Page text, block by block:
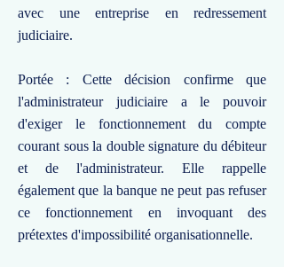
avec une entreprise en redressement
judiciaire.
Portée : Cette décision confirme que
l'administrateur judiciaire a le pouvoir
d'exiger le fonctionnement du compte
courant sous la double signature du débiteur
et de l'administrateur. Elle rappelle
également que la banque ne peut pas refuser
ce fonctionnement en invoquant des
prétextes d'impossibilité organisationnelle.